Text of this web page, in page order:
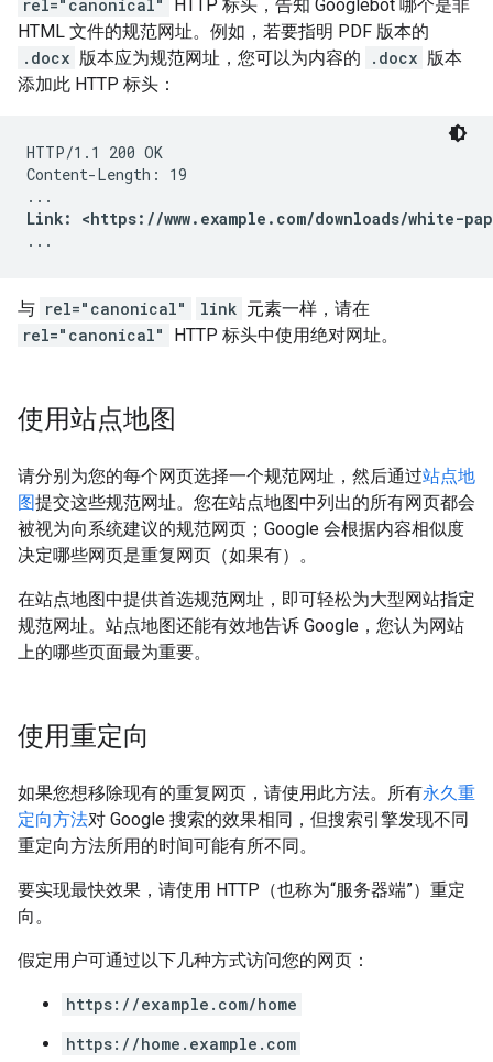
rel="canonical"
HTTP 标头，告知 Googlebot 哪个是非
HTML 文件的规范网址。例如，若要指明 PDF 版本的
.docx 版本应为规范网址，您可以为内容的 .docx 版本
添加此 HTTP 标头：
HTTP/1.1 200 OK
Content-Length: 19
Link: <https://www.example.com/downloads/white-
...
与 rel="canonical" link 元素一样，请在
rel="canonical"
HTTP 标头中使用绝对网址。
使用站点地图
请分别为您的每个网页选择一个规范网址，然后通过站点地
图提交这些规范网址。您在站点地图中列出的所有网页都会
被视为向系统建议的规范网页；Google 会根据内容相似度
决定哪些网页是重复网页（如果有）。
在站点地图中提供首选规范网址，即可轻松为大型网站指定
规范网址。站点地图还能有效地告诉 Google，您认为网站
上的哪些页面最为重要。
使用重定向
如果您想移除现有的重复网页，请使用此方法。所有永久重
定向方法对 Google 搜索的效果相同，但搜索引擎发现不同
重定向方法所用的时间可能有所不同。
要实现最快效果，请使用 HTTP（也称为“服务器端”）重定
向。
假定用户可通过以下几种方式访问您的网页：
https://example.com/home
https://home.example.com